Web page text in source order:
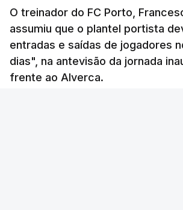
O treinador do FC Porto,
assumiu que o plantel portista
entradas e saídas de jogadores
dias", na antevisão da jornada
frente ao Alverca.